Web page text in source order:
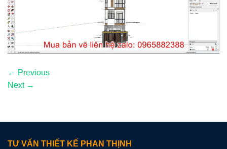
← Previous
Next →
TƯ VẤN THIẾT KẾ PHAN THỊNH